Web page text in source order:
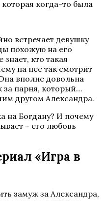
когда-то была
встречает девушку
похожую на его
кто такая
на нее так смотрит
вполне довольна
парня, который…
другом Александра.
на Богдану? И почему
– его любовь
«Игра в
замуж за Александра,